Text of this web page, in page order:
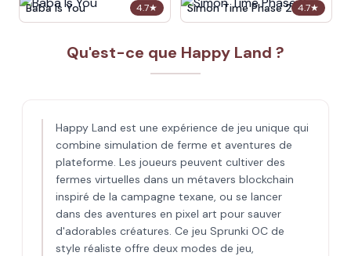
4.7★
Baba Is You 4.7★
Simon Time Phase 2
Qu'est-ce que Happy Land ?
Happy Land est une expérience de jeu unique qui
combine simulation de ferme et aventures de
plateforme. Les joueurs peuvent cultiver des
fermes virtuelles dans un métavers blockchain
inspiré de la campagne texane, ou se lancer
dans des aventures en pixel art pour sauver
d'adorables créatures. Ce jeu Sprunki OC de
style réaliste offre deux modes de jeu,